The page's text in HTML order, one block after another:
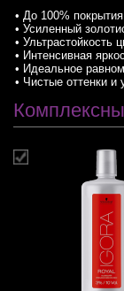
• До 100%
• Усиленный
• Ультрастойкость
• Интенсивная
• Идеальное
• Чистые оттенки